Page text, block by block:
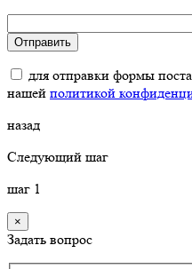
для отправки формы
нашей политикой
назад
Следующий шаг
шаг 1
×
Задать вопрос